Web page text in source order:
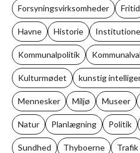
Forsyningsvirksomheder Fritid
Havne Historie
Kommunalpolitik
Kulturmødet kunstig
Mennesker Miljø Museer
Natur Planlægning Politik
Sundhed Thyboerne Trafik